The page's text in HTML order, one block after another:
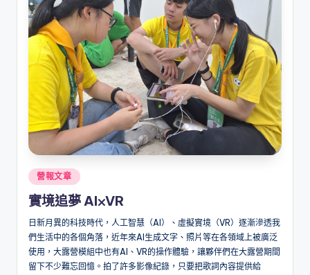
Posted
營報文章
實境追夢 AI⨉VR
日新月異的科技時代，人工智慧（AI）、虛擬實境（VR）逐漸滲透我
們生活中的各個角落，近年來AI生成文字、照片等在各領域上被廣泛
使用，大露營模組中也有AI、VR的操作體驗，讓夥伴們在大露營期間
留下不少難忘回憶。拍了許多影像紀錄，只要把歌詞內容提供給